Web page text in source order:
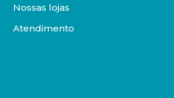
Nossas lojas
Atendimento